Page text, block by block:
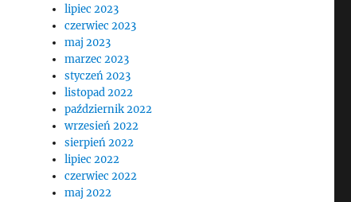
lipiec 2023
czerwiec 2023
maj 2023
marzec 2023
styczeń 2023
listopad 2022
październik 2022
wrzesień 2022
sierpień 2022
lipiec 2022
czerwiec 2022
maj 2022